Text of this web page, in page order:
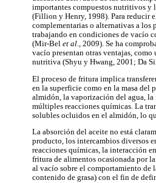
importantes compuestos nutritivos y
(Fillion y Henry, 1998). Para reducir
complementarias o alternativas a
trabajando en condiciones de vacío
(Mir-Bel et al., 2009). Se ha
vacío presentan otras ventajas,
nutritiva (Shyu y Hwang, 2001; Da
El proceso de fritura implica
en la superficie como en la masa del
almidón, la vaporización del agua, la
múltiples reacciones químicas. La
solubles ocluidos en el almidón, lo
La absorción del aceite no está
producto, los intercambios diversos
reacciones químicas, la interacción
fritura de alimentos ocasionada por
al vacío sobre el comportamiento de
contenido de grasa) con el fin de